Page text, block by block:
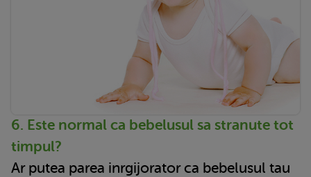
6. Este normal ca bebelusul sa stranute tot
timpul?
Ar putea parea inrgijorator ca bebelusul tau